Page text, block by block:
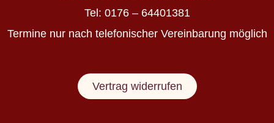
Tel: 0176 – 64401381
Termine nur nach telefonischer Vereinbarung möglich
Vertrag widerrufen